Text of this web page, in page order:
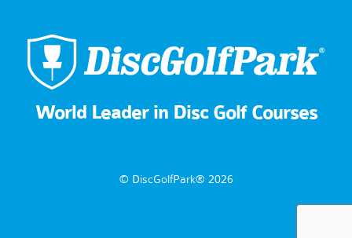
World Leader in Disc Golf Courses
© DiscGolfPark® 2026